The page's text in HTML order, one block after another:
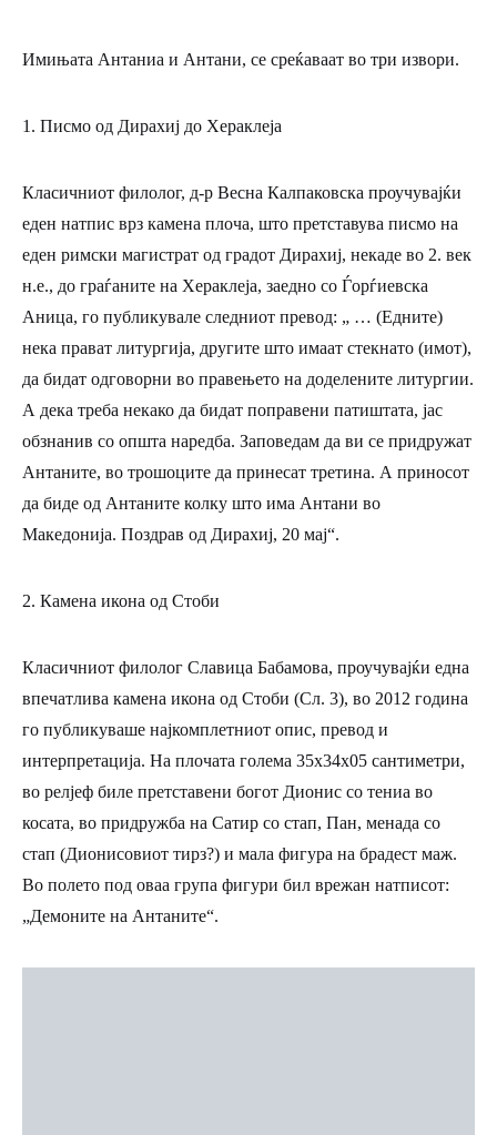
Имињата Антаниа и Антани, се среќаваат во три извори.
1. Писмо од Дирахиј до Хераклеја
Класичниот филолог, д-р Весна Калпаковска проучувајќи
еден натпис врз камена плоча, што претставува писмо на
еден римски магистрат од градот Дирахиј, некаде во 2. век
н.е., до граѓаните на Хераклеја, заедно со Ѓорѓиевска
Аница, го публикувале следниот превод: „ … (Едните)
нека прават литургија, другите што имаат стекнато (имот),
да бидат одговорни во правењето на доделените литургии.
А дека треба некако да бидат поправени патиштата, јас
обзнанив со општа наредба. Заповедам да ви се придружат
Антаните, во трошоците да принесат третина. А приносот
да биде од Антаните колку што има Антани во
Македонија. Поздрав од Дирахиј, 20 мај“.
2. Камена икона од Стоби
Класичниот филолог Славица Бабамова, проучувајќи една
впечатлива камена икона од Стоби (Сл. 3), во 2012 година
го публикуваше најкомплетниот опис, превод и
интерпретација. На плочата голема 35х34х05 сантиметри,
во релјеф биле претставени богот Дионис со тениа во
косата, во придружба на Сатир со стап, Пан, менада со
стап (Дионисовиот тирз?) и мала фигура на брадест маж.
Во полето под оваа група фигури бил врежан натписот:
„Демоните на Антаните“.